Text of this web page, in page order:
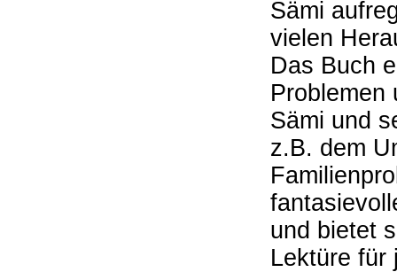
Sämi
vielen
Das Buch
Problemen
Sämi und
z.B. dem
und bietet
Lektüre für